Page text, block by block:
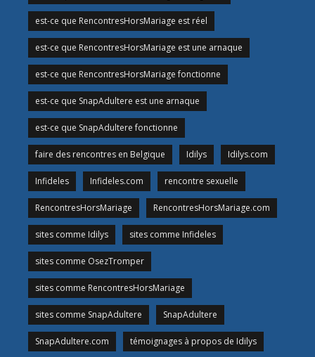
est-ce que RencontresHorsMariage est réel
est-ce que RencontresHorsMariage est une arnaque
est-ce que RencontresHorsMariage fonctionne
est-ce que SnapAdultere est une arnaque
est-ce que SnapAdultere fonctionne
faire des rencontres en Belgique Idilys Idilys.com
Infideles Infideles.com rencontre sexuelle
RencontresHorsMariage RencontresHorsMariage.com
sites comme Idilys sites comme Infideles
sites comme OsezTromper
sites comme RencontresHorsMariage
sites comme SnapAdultere SnapAdultere
SnapAdultere.com témoignages à propos de Idilys